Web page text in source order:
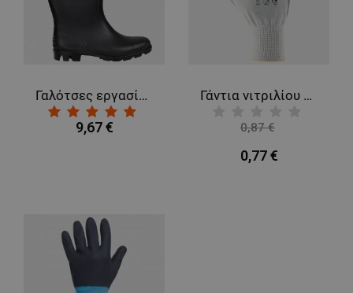
Γαλότσες εργασίας BOGOTA OB FO SR PVC BLACK
9,67 €
Γάντια νιτριλίου BS B-MATE ECO
0,87 €
0,77 €